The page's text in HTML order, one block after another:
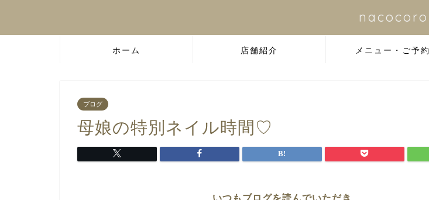
nacocoro
ホーム 店舗紹介 メニュー・ご予約
ブログ
母娘の特別ネイル時間♡
いつもブログを読んでいただき